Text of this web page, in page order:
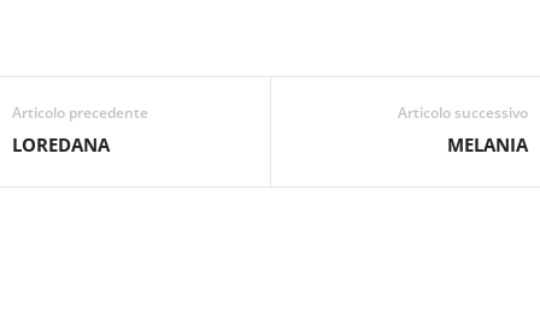
Articolo precedente
LOREDANA
Articolo successivo
MELANIA